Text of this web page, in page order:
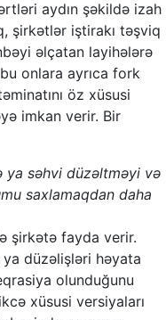
aydın şəkildə izah
şirkətlər iştirakı təşviq
əlçatan layihələrə
onlara ayrıca fork
öz xüsusi
imkan verir. Bir
ya səhvi düzəltməyi və
saxlamaqdan daha
şirkətə fayda verir.
ya düzəlişləri həyata
olunduğunu
xüsusi versiyaları